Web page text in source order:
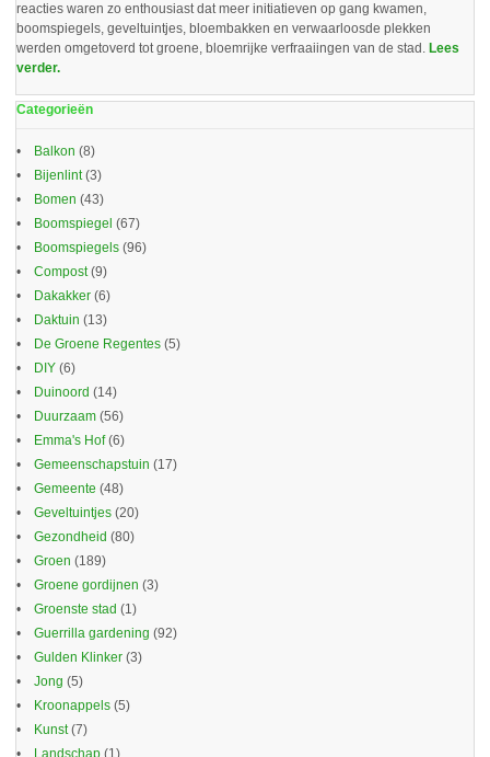
reacties waren zo enthousiast dat meer initiatieven op gang kwamen,
boomspiegels, geveltuintjes, bloembakken en verwaarloosde plekken
werden omgetoverd tot groene, bloemrijke verfraaiingen van de stad. Lees
verder.
Categorieën
Balkon (8)
Bijenlint(3)
Bomen (43)
Boomspiegel (67)
Boomspiegels (96)
Compost(9)
Dakakker (6)
Daktuin (13)
De Groene Regentes (5)
DIY (6)
Duinoord (14)
Duurzaam (56)
Emma's Hof(6)
Gemeenschapstuin (17)
Gemeente (48)
Geveltuintjes (20)
Gezondheid (80)
Groen (189)
Groene gordijnen (3)
Groenste stad (1)
Guerrilla gardening (92)
Gulden Klinker (3)
Jong (5)
Kroonappels (5)
Kunst(7)